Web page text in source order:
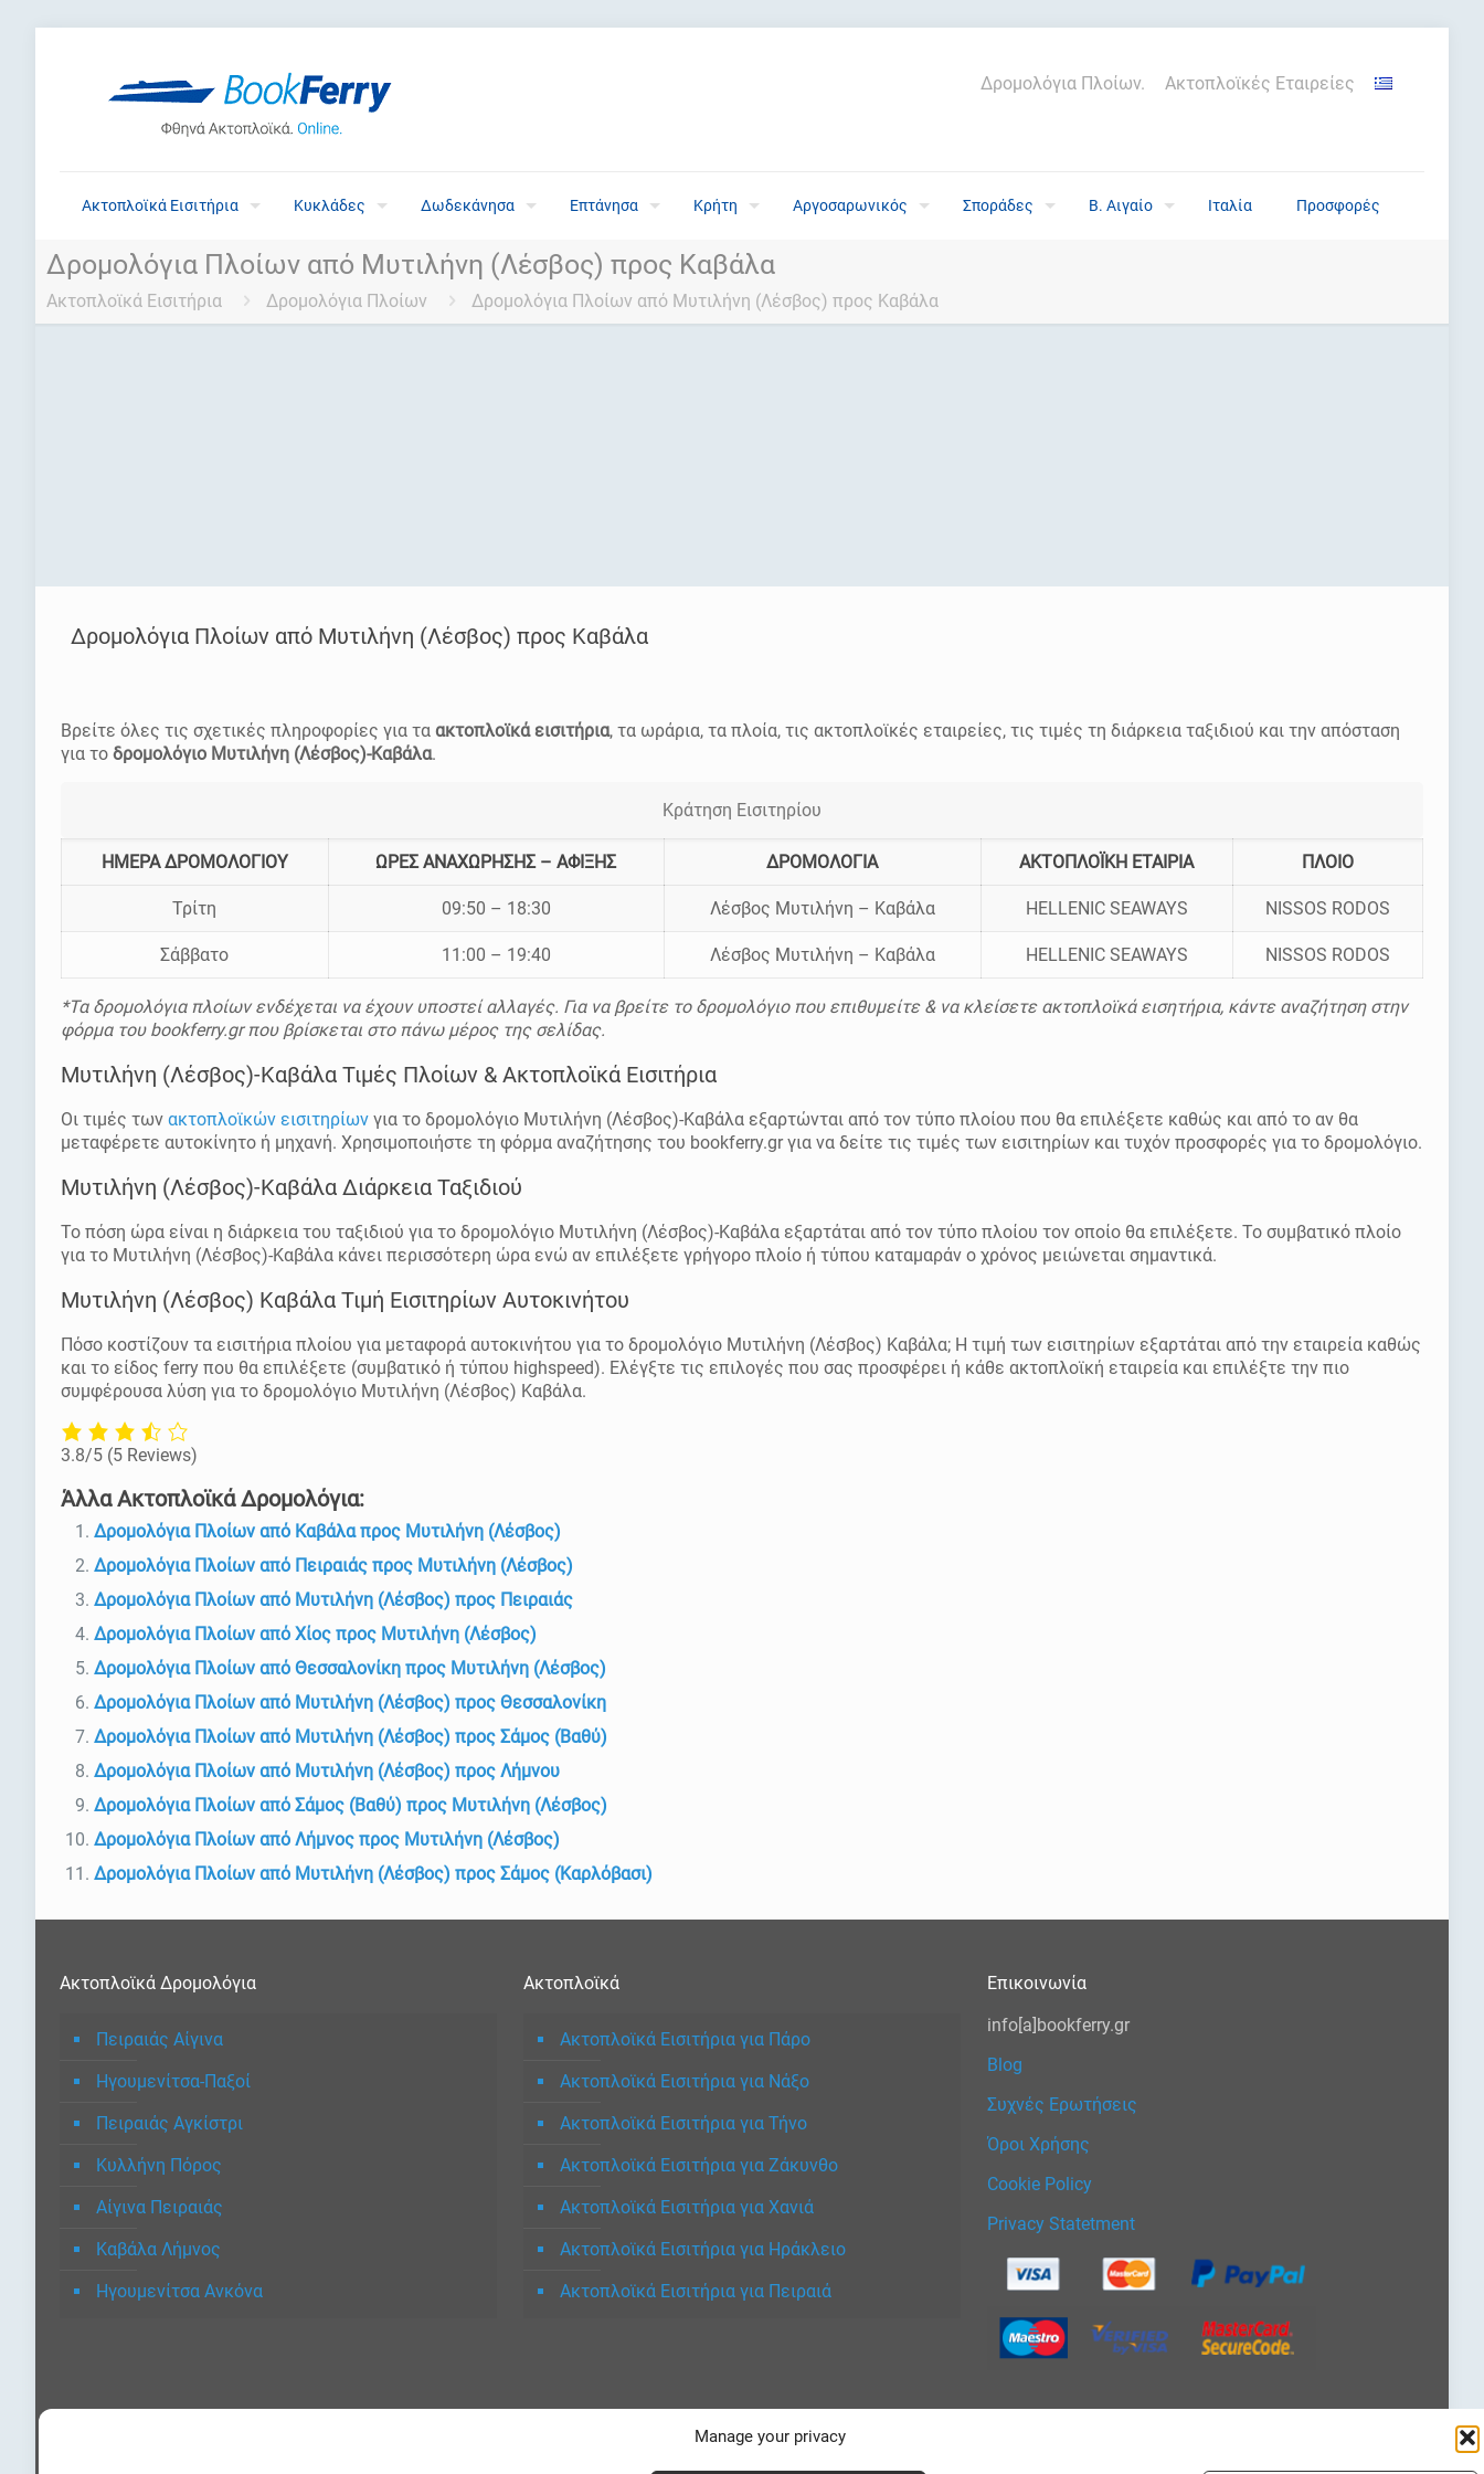
Manage your privacy
Ακτοπλοϊκά Εισιτήρια Κυκλάδες Δωδεκάνησα Επτάνησα Κρήτη Αργοσαρωνικός Σποράδες Β. Αιγαίο Ιταλία Προσφορές
Δρομολόγια Πλοίων. Ακτοπλοϊκές Εταιρείες
Δρομολόγια Πλοίων από Μυτιλήνη (Λέσβος) προς Καβάλα
Ακτοπλοϊκά Εισιτήρια Δρομολόγια Πλοίων Δρομολόγια Πλοίων από Μυτιλήνη (Λέσβος) προς Καβάλα
Δρομολόγια Πλοίων από Μυτιλήνη (Λέσβος) προς Καβάλα
Βρείτε όλες τις σχετικές πληροφορίες για τα ακτοπλοϊκά εισιτήρια, τα ωράρια, τα πλοία, τις ακτοπλοϊκές εταιρείες, τις τιμές τη διάρκεια ταξιδιού και την απόσταση
για τοδρομολόγιο Μυτιλήνη (Λέσβος)-Καβάλα.
Κράτηση Εισιτηρίου
ΗΜΕΡΑ ΔΡΟΜΟΛΟΓΙΟΥ ΩΡΕΣ ΑΝΑΧΩΡΗΣΗΣ – ΑΦΙΞΗΣ ΔΡΟΜΟΛΟΓΙΑ ΑΚΤΟΠΛΟΪΚΗ ΕΤΑΙΡΙΑ ΠΛΟΙΟ
Τρίτη 09:50 – 18:30 Λέσβος Μυτιλήνη – Καβάλα HELLENIC SEAWAYS NISSOS RODOS
Σάββατο 11:00 – 19:40 Λέσβος Μυτιλήνη – Καβάλα HELLENIC SEAWAYS NISSOS RODOS
*Τα δρομολόγια πλοίων ενδέχεται να έχουν υποστεί αλλαγές. Για να βρείτε το δρομολόγιο που επιθυμείτε & να κλείσετε ακτοπλοϊκά εισητήρια, κάντε αναζήτηση στην
φόρμα του bookferry.gr που βρίσκεται στο πάνω μέρος της σελίδας.
Μυτιλήνη (Λέσβος)-Καβάλα Τιμές Πλοίων & Ακτοπλοϊκά Εισιτήρια
Οι τιμές των ακτοπλοϊκών εισιτηρίωνγια το δρομολόγιο Μυτιλήνη (Λέσβος)-Καβάλα εξαρτώνται από τον τύπο πλοίου που θα επιλέξετε καθώς και από το αν θα
μεταφέρετε αυτοκίνητο ή μηχανή. Χρησιμοποιήστε τη φόρμα αναζήτησης του bookferry.gr για να δείτε τις τιμές των εισιτηρίων και τυχόν προσφορές για το δρομολόγιο.
Μυτιλήνη (Λέσβος)-Καβάλα Διάρκεια Ταξιδιού
Το πόση ώρα είναι η διάρκεια του ταξιδιού για το δρομολόγιο Μυτιλήνη (Λέσβος)-Καβάλα εξαρτάται από τον τύπο πλοίου τον οποίο θα επιλέξετε. Το συμβατικό πλοίο
για το Μυτιλήνη (Λέσβος)-Καβάλα κάνει περισσότερη ώρα ενώ αν επιλέξετε γρήγορο πλοίο ή τύπου καταμαράν ο χρόνος μειώνεται σημαντικά.
Μυτιλήνη (Λέσβος) Καβάλα Τιμή Εισιτηρίων Αυτοκινήτου
Πόσο κοστίζουν τα εισιτήρια πλοίου για μεταφορά αυτοκινήτου για το δρομολόγιο Μυτιλήνη (Λέσβος) Καβάλα; Η τιμή των εισιτηρίων εξαρτάται από την εταιρεία καθώς
και το είδος ferry που θα επιλέξετε (συμβατικό ή τύπου highspeed). Ελέγξτε τις επιλογές που σας προσφέρει ή κάθε ακτοπλοϊκή εταιρεία και επιλέξτε την πιο
συμφέρουσα λύση για το δρομολόγιο Μυτιλήνη (Λέσβος) Καβάλα.
3.8/5 (5 Reviews)
Άλλα Ακτοπλοϊκά Δρομολόγια:
Δρομολόγια Πλοίων από Καβάλα προς Μυτιλήνη (Λέσβος)
Δρομολόγια Πλοίων από Πειραιάς προς Μυτιλήνη (Λέσβος)
Δρομολόγια Πλοίων από Μυτιλήνη (Λέσβος) προς Πειραιάς
Δρομολόγια Πλοίων από Χίος προς Μυτιλήνη (Λέσβος)
Δρομολόγια Πλοίων από Θεσσαλονίκη προς Μυτιλήνη (Λέσβος)
Δρομολόγια Πλοίων από Μυτιλήνη (Λέσβος) προς Θεσσαλονίκη
Δρομολόγια Πλοίων από Μυτιλήνη (Λέσβος) προς Σάμος (Βαθύ)
Δρομολόγια Πλοίων από Μυτιλήνη (Λέσβος) προς Λήμνου
Δρομολόγια Πλοίων από Σάμος (Βαθύ) προς Μυτιλήνη (Λέσβος)
Δρομολόγια Πλοίων από Λήμνος προς Μυτιλήνη (Λέσβος)
Δρομολόγια Πλοίων από Μυτιλήνη (Λέσβος) προς Σάμος (Καρλόβασι)
Ακτοπλοϊκά Δρομολόγια
Πειραιάς Αίγινα
Ηγουμενίτσα-Παξοί
Πειραιάς Αγκίστρι
Κυλλήνη Πόρος
Αίγινα Πειραιάς
Καβάλα Λήμνος
Ηγουμενίτσα Ανκόνα
Ακτοπλοϊκά
Ακτοπλοϊκά Εισιτήρια για Πάρο
Ακτοπλοϊκά Εισιτήρια για Νάξο
Ακτοπλοϊκά Εισιτήρια για Τήνο
Ακτοπλοϊκά Εισιτήρια για Ζάκυνθο
Ακτοπλοϊκά Εισιτήρια για Χανιά
Ακτοπλοϊκά Εισιτήρια για Ηράκλειο
Ακτοπλοϊκά Εισιτήρια για Πειραιά
Επικοινωνία
info[a]bookferry.gr
Blog
Συχνές Ερωτήσεις
Όροι Χρήσης
Cookie Policy
Privacy Statetment